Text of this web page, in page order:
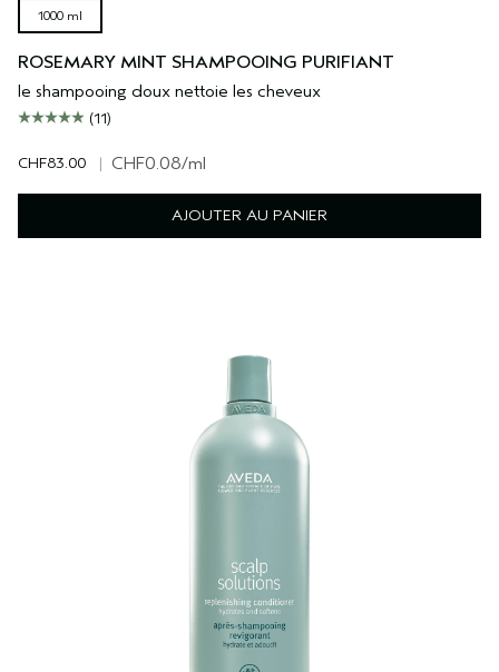
1000 ml
ROSEMARY MINT SHAMPOOING PURIFIANT
le shampooing doux nettoie les cheveux
(11)
CHF83.00 | CHF0.08/ml
AJOUTER AU PANIER